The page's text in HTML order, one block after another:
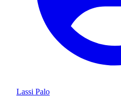
Lassi Palo